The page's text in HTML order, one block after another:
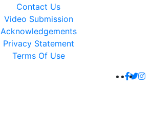
Contact Us
Video Submission
Acknowledgements
Privacy Statement
Terms Of Use